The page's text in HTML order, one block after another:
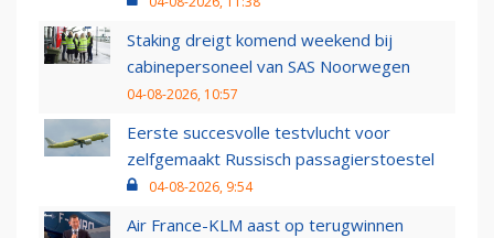
Staking dreigt komend weekend bij
cabinepersoneel van SAS Noorwegen
04-08-2026, 10:57
Eerste succesvolle testvlucht voor
zelfgemaakt Russisch passagierstoestel
04-08-2026, 9:54
Air France-KLM aast op terugwinnen